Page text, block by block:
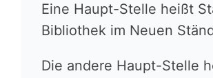
Eine Haupt-Stelle heißt
Bibliothek im Neuen
Die andere Haupt-Stelle